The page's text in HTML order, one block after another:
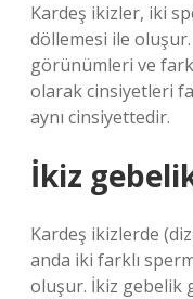
Kardeş ikizler, iki
döllemesi ile
görünümleri ve
olarak cinsiyetleri
aynı cinsiyettedir.
İkiz
Kardeş ikizlerde
anda iki farklı
oluşur. İkiz gebelik